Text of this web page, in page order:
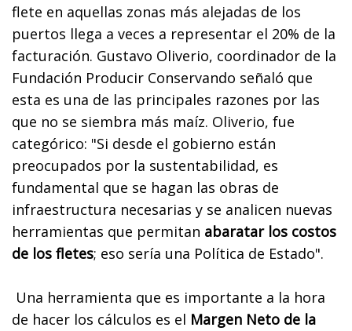
flete en aquellas zonas más alejadas de los
puertos llega a veces a representar el 20% de la
facturación. Gustavo Oliverio, coordinador de la
Fundación Producir Conservando señaló que
esta es una de las principales razones por las
que no se siembra más maíz. Oliverio, fue
categórico: "Si desde el gobierno están
preocupados por la sustentabilidad, es
fundamental que se hagan las obras de
infraestructura necesarias y se analicen nuevas
herramientas que permitan abaratar los costos
de los fletes; eso sería una Política de Estado".
Una herramienta que es importante a la hora
de hacer los cálculos es el Margen Neto de la